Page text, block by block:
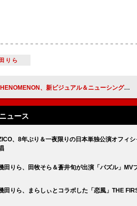
りら
、新ビジュアル＆ニューシングル『Mirror』収録内容を公開
ュース
、8年ぶり＆一夜限りの日本単独公演オフィ
田りら、田牧そら＆蒼井旬が出演「パズル」MV
田りら、まらしぃとコラボした「恋風」THE